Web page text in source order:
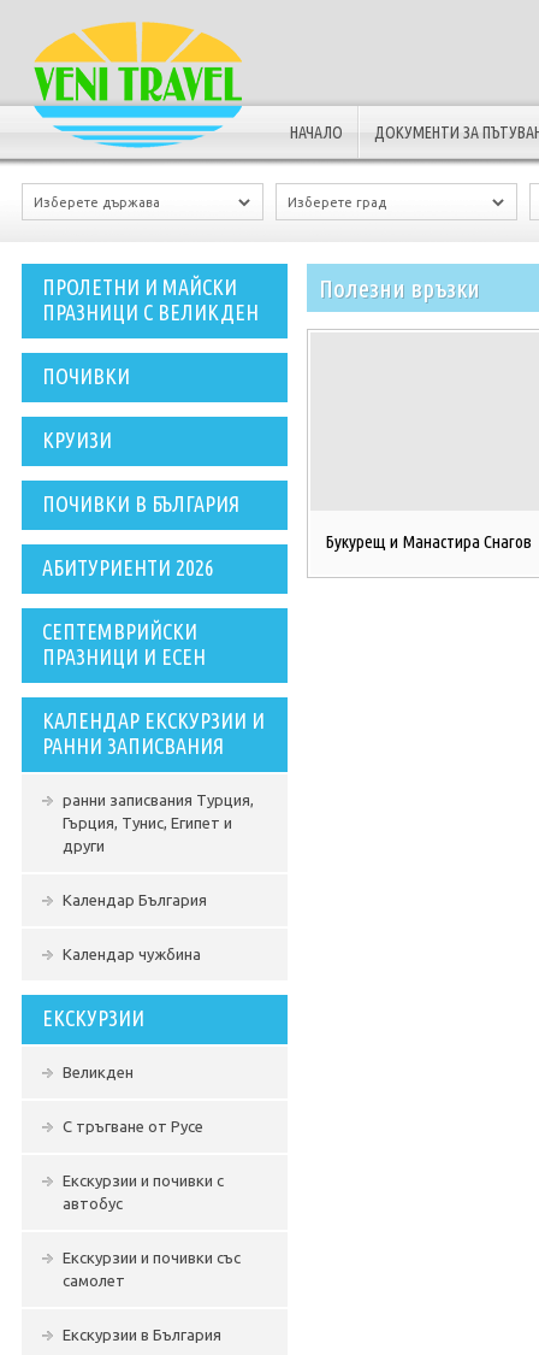
НАЧАЛО ДОКУМЕНТИ ЗА
ПРОЛЕТНИ И МАЙСКИ
ПРАЗНИЦИ С ВЕЛИКДЕН
ПОЧИВКИ
КРУИЗИ
ПОЧИВКИ В БЪЛГАРИЯ
АБИТУРИЕНТИ 2026
СЕПТЕМВРИЙСКИ
ПРАЗНИЦИ И ЕСЕН
КАЛЕНДАР ЕКСКУРЗИИ И
РАННИ ЗАПИСВАНИЯ
ранни записвания Турция,
Гърция, Тунис, Египет и
други
Календар България
Календар чужбина
ЕКСКУРЗИИ
Великден
С тръгване от Русе
Екскурзии и почивки с
автобус
Екскурзии и почивки със
самолет
Екскурзии в България
Полезни връзки
Букурещ и Манастира Снагов